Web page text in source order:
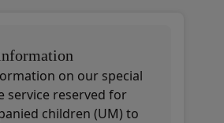
on our special
service reserved for
children (UM) to